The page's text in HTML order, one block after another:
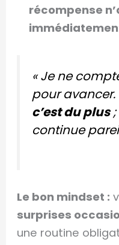
récompense
« Je ne
pour avancer.
c’est du plus;
continue
Le bon mindset :
surprises
une routine